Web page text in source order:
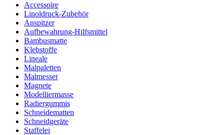
Accessoire
Linoldruck-Zubehör
Anspitzer
Aufbewahrung-Hilfsmittel
Bambusmatte
Klebstoffe
Lineale
Malpaletten
Malmesser
Magnete
Modelliermasse
Radiergummis
Schneidematten
Schneidgeräte
Staffelei